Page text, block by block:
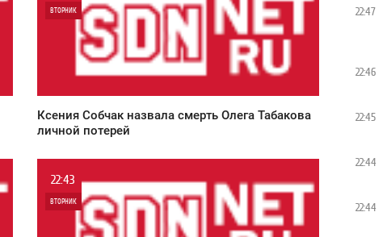
ВТОРНИК
Ксения Собчак назвала смерть Олега Табакова
личной потерей
22:43
ВТОРНИК
22:47
22:46
22:45
22:44
22:44